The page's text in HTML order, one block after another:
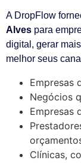
A DropFlow
Alves para
digital, gerar
melhor seus
Empresas
Negócios
Empresas
Clínicas,